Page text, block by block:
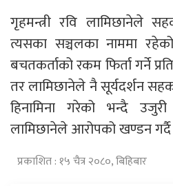
गृहमन्त्री रवि लामिछानेले
त्यसका सञ्चलका नाममा
बचतकर्ताको रकम फिर्ता गर्ने
तर लामिछानेले नै सूर्यदर्शन
हिनामिना गरेको भन्दै
लामिछानेले आरोपको खण्डन
प्रकाशित : १५ चैत्र २०८०, बिहिबार